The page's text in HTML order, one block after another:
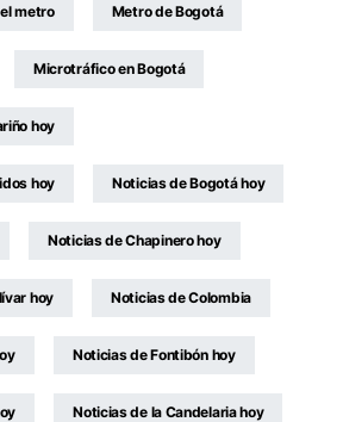
metro Metro de Bogotá
Microtráfico en Bogotá
hoy
hoy Noticias de Bogotá hoy
Noticias de Chapinero hoy
hoy Noticias de Colombia
Noticias de Fontibón hoy
Noticias de la Candelaria hoy